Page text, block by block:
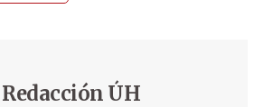
Redacción ÚH